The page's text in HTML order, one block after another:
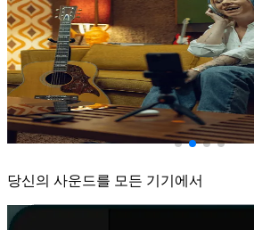
자유로운 트랙 분리
몇 초 만에 내 노래를 변환할 수 있습니
최상의 음질로 분리하거나 음소거할 수
트랙 분리하기
레코딩. 캡처. 공유.
스튜디오급 음향과 화질로 퍼포먼스
기능을 하나의 앱에서 만날 수 있습니
퍼포먼스 캡처
창의적인 악상의 확장
아이디어를 한 단계 더 발전시키세요.
AI로 스템을 만들어 보세요. 나만의 사
스템 생성하기
트랙에 바로 적용 가능한 성능
실제 가수를 모델링한 표현력 있는 보
스타일과 음색 중에서 당신의 트랙에
수 있습니다.
보컬 트랙 만들기
당신의 사운드를 모든 기기에서